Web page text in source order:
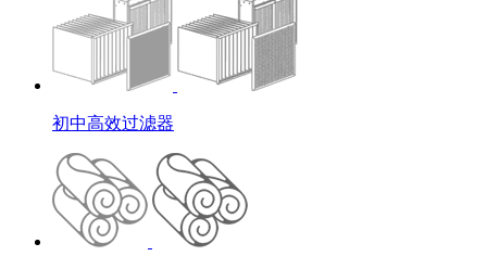
初中高效过滤器